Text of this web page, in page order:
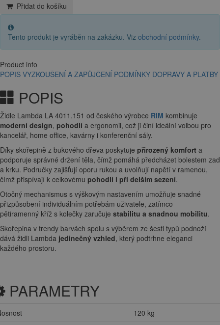
Přidat do košíku
Tento produkt je vyráběn na zakázku. Viz obchodní podmínky.
Product info
POPIS VYZKOUŠENÍ A ZAPŮJČENÍ PODMÍNKY DOPRAVY A PLATBY
POPIS
Židle Lambda LA 4011.151 od českého výrobce RIM kombinuje
moderní design, pohodlí a ergonomii, což ji činí ideální volbou pro
kancelář, home office, kavárny i konferenční sály.
Díky skořepině z bukového dřeva poskytuje přirozený komfort a
podporuje správné držení těla, čímž pomáhá předcházet bolestem zad
a krku. Područky zajišťují oporu rukou a uvolňují napětí v ramenou,
čímž přispívají k celkovému pohodlí i při delším sezení.
Otočný mechanismus s výškovým nastavením umožňuje snadné
přizpůsobení individuálním potřebám uživatele, zatímco
pětiramenný kříž s kolečky zaručuje stabilitu a snadnou mobilitu.
Skořepina v trendy barvách spolu s výběrem ze šesti typů podnoží
dává židli Lambda jedinečný vzhled, který podtrhne eleganci
každého prostoru.
PARAMETRY
120 kg